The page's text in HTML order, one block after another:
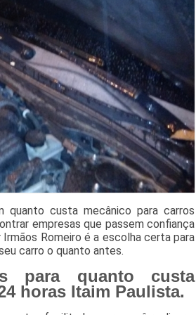
quanto custa mecânico para carros
empresas que passem confiança
Romeiro é a escolha certa para
carro o quanto antes.
para quanto custa
horas Itaim Paulista.